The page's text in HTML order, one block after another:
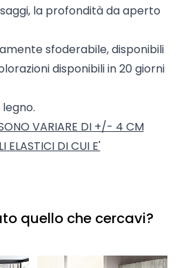
la profondità da aperto
sfoderabile, disponibili
disponibili in 20 giorni
VARIARE DI +/- 4 CM
ELASTICI DI CUI E'
quello che cercavi?